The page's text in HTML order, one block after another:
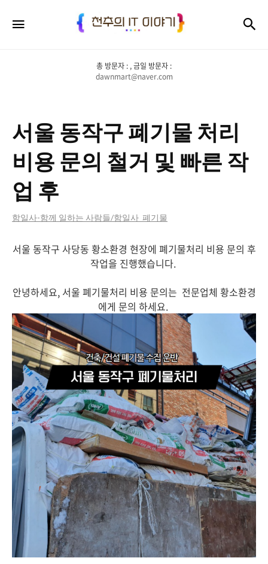
천
추
의
IT
야
기
총 방문자 : , 금일 방문자 :
dawnmart@naver.com
서울 동작구 폐기물 처리
비용 문의 철거 및 빠른 작
업 후
함일사-함께 일하는 사람들/함일사_폐기물
서울 동작구 사당동 황소환경 현장에 폐기물처리 비용 문의 후
작업을 진행했습니다.
안녕하세요, 서울 폐기물처리 비용 문의는 전문업체 황소환경
에게 문의 하세요.